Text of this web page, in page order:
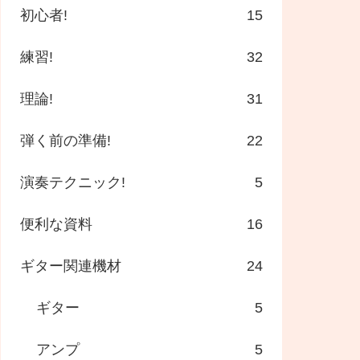
初心者! 15
練習! 32
理論! 31
弾く前の準備! 22
演奏テクニック! 5
便利な資料 16
ギター関連機材 24
ギター 5
アンプ 5